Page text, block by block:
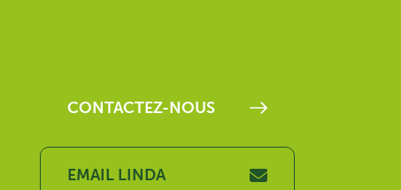
CONTACTEZ-NOUS
EMAIL LINDA